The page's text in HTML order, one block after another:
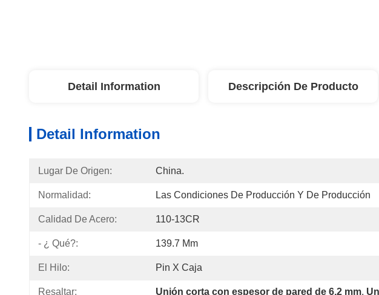
Detail Information Descripción De Producto
Detail Information
Lugar De Origen: China.
Normalidad: Las Condiciones De Producción Y De Producción
Calidad De Acero: 110-13CR
- ¿ Qué?: 139.7 Mm
El Hilo: Pin X Caja
Resaltar: Unión corta con espesor de pared de 6.2 mm,